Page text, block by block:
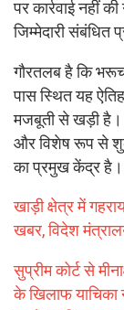
पर कार्रवाई नहीं
जिम्मेदारी संबंधित
गौरतलब है कि
पास स्थित यह
मजबूती से खड़ी है।
और विशेष रूप से
का प्रमुख केंद्र है।
खाड़ी क्षेत्र में
खबर, विदेश
सुप्रीम कोर्ट से
के खिलाफ याचिका